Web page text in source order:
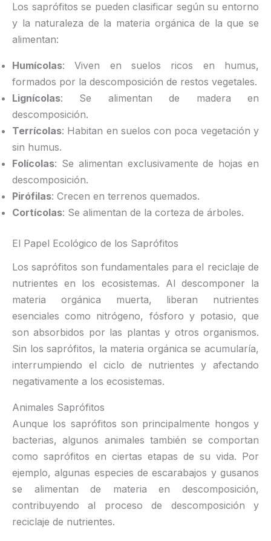
Los saprófitos se pueden clasificar según su entorno
y la naturaleza de la materia orgánica de la que se
alimentan:
Humícolas: Viven en suelos ricos en humus,
formados por la descomposición de restos vegetales.
Lignícolas: Se alimentan de madera en
descomposición.
Terrícolas: Habitan en suelos con poca vegetación y
sin humus.
Folícolas: Se alimentan exclusivamente de hojas en
descomposición.
Pirófilas: Crecen en terrenos quemados.
Cortícolas: Se alimentan de la corteza de árboles.
El Papel Ecológico de los Saprófitos
Los saprófitos son fundamentales para el reciclaje de
nutrientes en los ecosistemas. Al descomponer la
materia orgánica muerta, liberan nutrientes
esenciales como nitrógeno, fósforo y potasio, que
son absorbidos por las plantas y otros organismos.
Sin los saprófitos, la materia orgánica se acumularía,
interrumpiendo el ciclo de nutrientes y afectando
negativamente a los ecosistemas.
Animales Saprófitos
Aunque los saprófitos son principalmente hongos y
bacterias, algunos animales también se comportan
como saprófitos en ciertas etapas de su vida. Por
ejemplo, algunas especies de escarabajos y gusanos
se alimentan de materia en descomposición,
contribuyendo al proceso de descomposición y
reciclaje de nutrientes.